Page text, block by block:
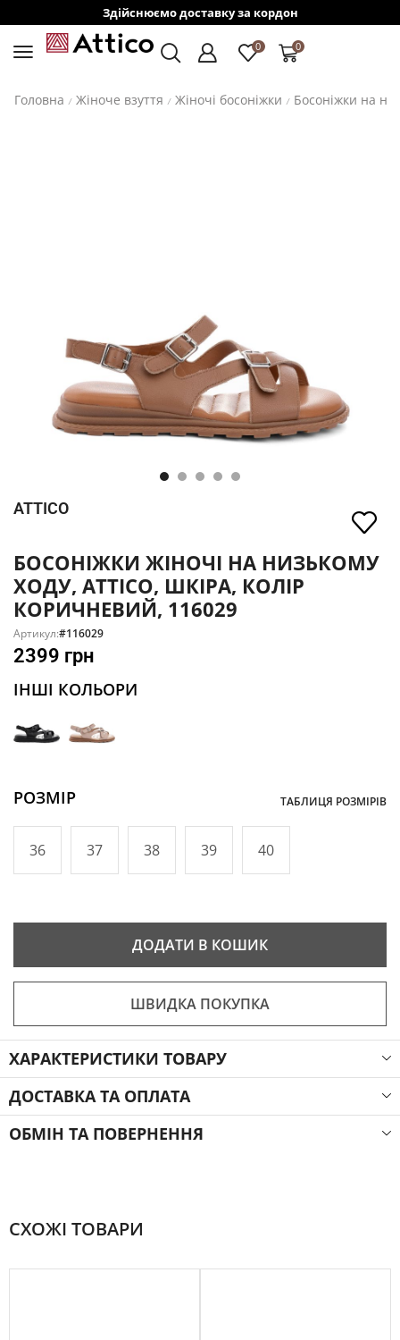
Здійснюємо доставку за кордон
0 0
Головна / Жіноче взуття / Жіночі босоніжки / Босоніжки на
ATTICO
БОСОНІЖКИ ЖІНОЧІ НА НИЗЬКОМУ
ХОДУ, ATTICO, ШКІРА, КОЛІР
КОРИЧНЕВИЙ, 116029
Артикул:#116029
2399 грн
ІНШІ КОЛЬОРИ
РОЗМІР ТАБЛИЦЯ РОЗМІРІВ
36 37 38 39 40
ДОДАТИ В КОШИК
ШВИДКА ПОКУПКА
ХАРАКТЕРИСТИКИ ТОВАРУ
ДОСТАВКА ТА ОПЛАТА
ОБМІН ТА ПОВЕРНЕННЯ
СХОЖІ ТОВАРИ